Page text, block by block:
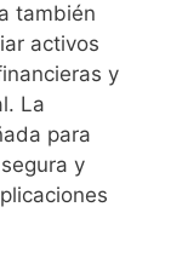
y las opciones
consulta esta
donde se analizan
su
con Tether
también
activos
y
La
para
y